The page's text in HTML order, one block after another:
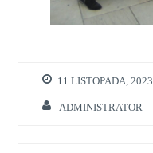
11 LISTOPADA, 2023
ADMINISTRATOR